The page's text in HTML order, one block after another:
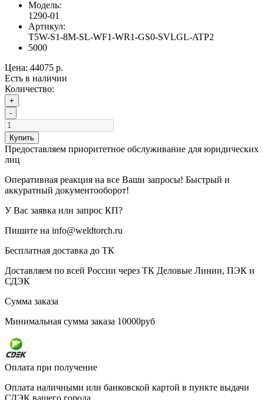
Модель:
1290-01
Артикул:
T5W-S1-8M-SL-WF1-WR1-GS0-SVLGL-ATP2
5000
Цена: 44075 р.
Есть в наличии
Количество:
+
-
Купить
Предоставляем приоритетное обслуживание для юридических
лиц
Оперативная реакция на все Ваши запросы! Быстрый и
аккуратный документооборот!
У Вас заявка или запрос КП?
Пишите на info@weldtorch.ru
Бесплатная доставка до ТК
Доставляем по всей России через ТК Деловые Линии, ПЭК и
СДЭК
Сумма заказа
Минимальная сумма заказа 10000руб
Оплата при получение
Оплата наличными или банковской картой в пункте выдачи